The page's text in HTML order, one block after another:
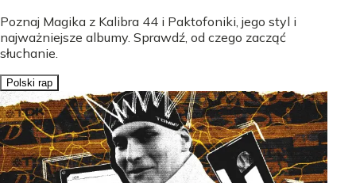
Poznaj Magika z Kalibra 44 i Paktofoniki, jego styl i
najważniejsze albumy. Sprawdź, od czego zacząć
słuchanie.
Polski rap